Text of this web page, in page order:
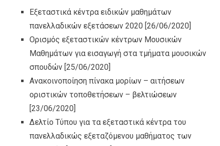
Εξεταστικά κέντρα ειδικών μαθημάτων
πανελλαδικών εξετάσεων 2020 [26/06/2020]
Ορισμός εξεταστικών κέντρων Μουσικών
Μαθημάτων για εισαγωγή στα τμήματα μουσικών
σπουδών [25/06/2020]
Ανακοινοποίηση πίνακα μορίων – αιτήσεων
οριστικών τοποθετήσεων – βελτιώσεων
[23/06/2020]
Δελτίο Τύπου για τα εξεταστικά κέντρα του
πανελλαδικώς εξεταζόμενου μαθήματος των